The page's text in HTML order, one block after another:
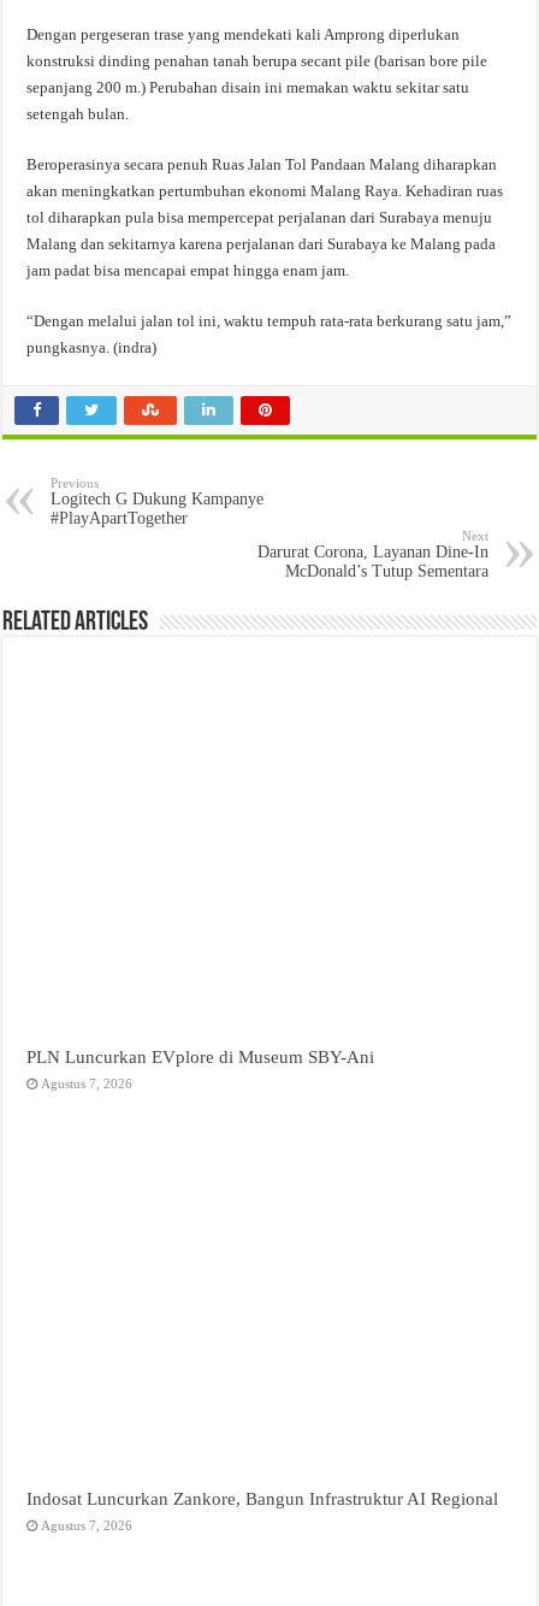
Dengan pergeseran trase yang mendekati kali Amprong diperlukan
konstruksi dinding penahan tanah berupa secant pile (barisan bore pile
sepanjang 200 m.) Perubahan disain ini memakan waktu sekitar satu
setengah bulan.
Beroperasinya secara penuh Ruas Jalan Tol Pandaan Malang diharapkan
akan meningkatkan pertumbuhan ekonomi Malang Raya. Kehadiran ruas
tol diharapkan pula bisa mempercepat perjalanan dari Surabaya menuju
Malang dan sekitarnya karena perjalanan dari Surabaya ke Malang pada
jam padat bisa mencapai empat hingga enam jam.
“Dengan melalui jalan tol ini, waktu tempuh rata-rata berkurang satu jam,”
pungkasnya. (indra)
Previous
Logitech G Dukung Kampanye
#PlayApartTogether
Next
Darurat Corona, Layanan Dine-In
McDonald’s Tutup Sementara
Related Articles
PLN Luncurkan EVplore di Museum SBY-Ani
Agustus 7, 2026
Indosat Luncurkan Zankore, Bangun Infrastruktur AI Regional
Agustus 7, 2026